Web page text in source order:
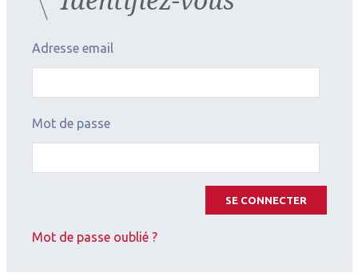
Adresse email
Mot de passe
SE CONNECTER
Mot de passe oublié ?